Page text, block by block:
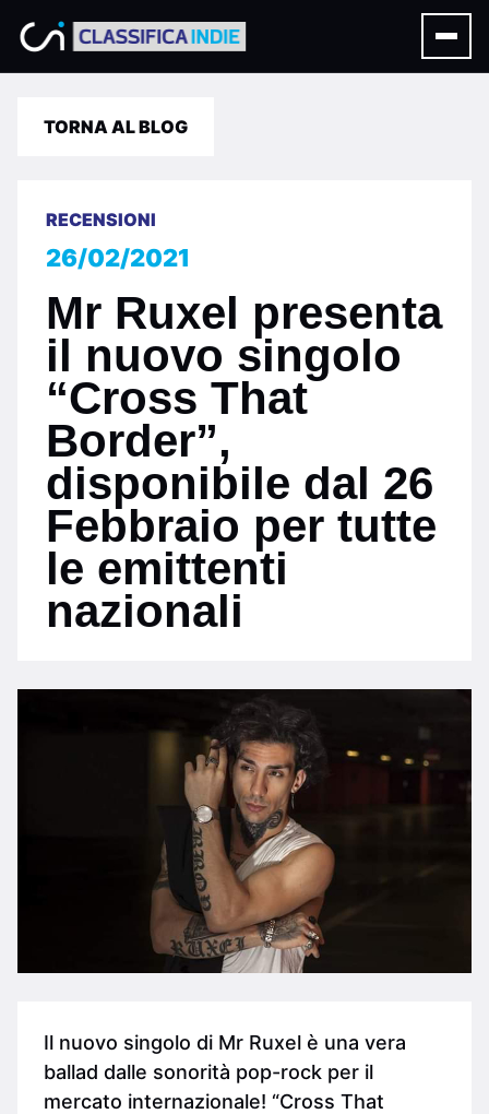
TORNA AL BLOG
RECENSIONI
26/02/2021
Mr Ruxel presenta
il nuovo singolo
“Cross That
Border”,
disponibile dal 26
Febbraio per tutte
le emittenti
nazionali
Il nuovo singolo di Mr Ruxel è una vera
ballad dalle sonorità pop-rock per il
mercato internazionale! “Cross That